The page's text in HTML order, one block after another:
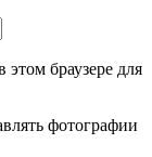
браузере для
фотографии